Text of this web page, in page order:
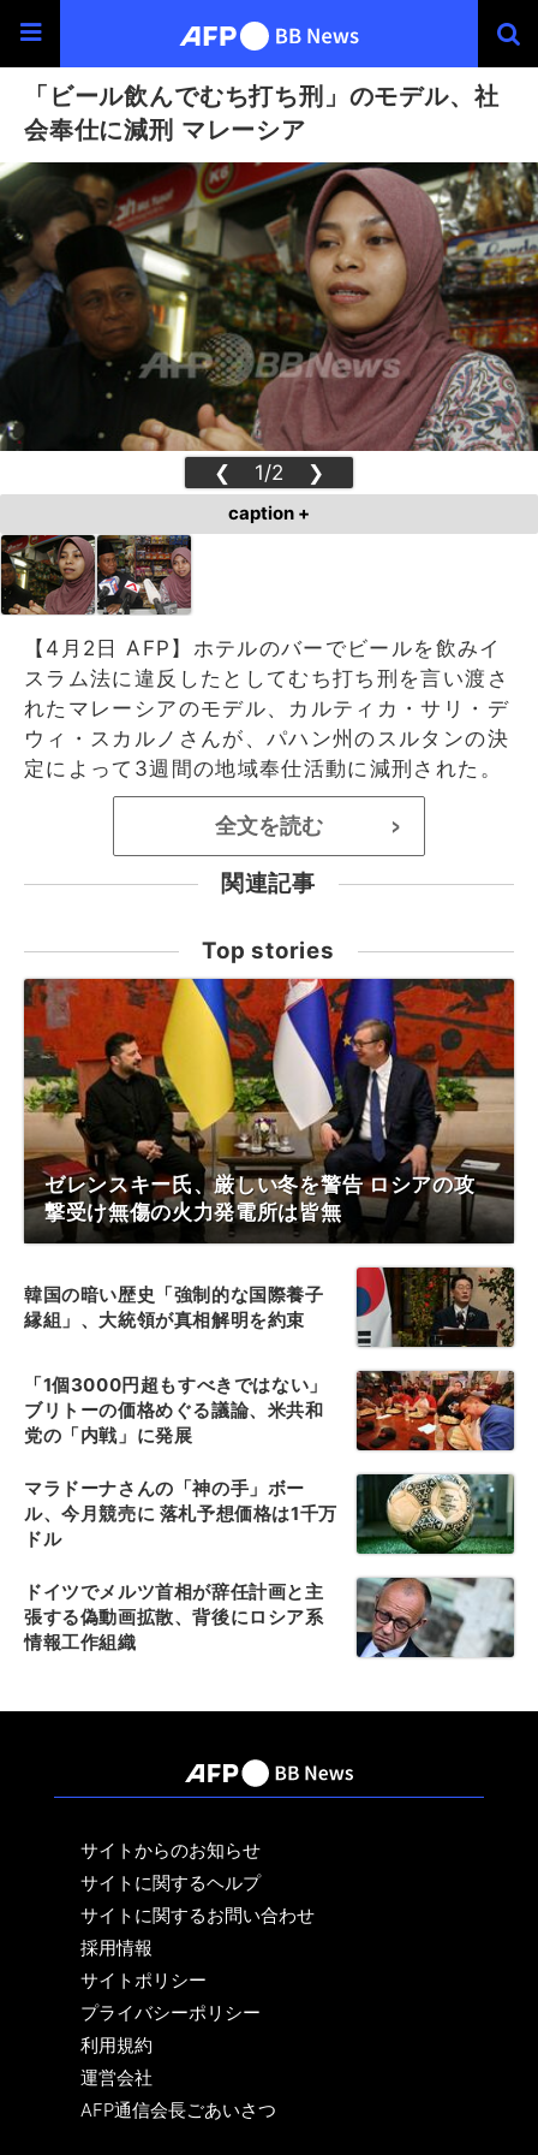
「ビール飲んでむち打ち刑」のモデル、社
会奉仕に減刑 マレーシア
❮ 1/2 ❯
caption +
【4月2日 AFP】ホテルのバーでビールを飲みイ
スラム法に違反したとしてむち打ち刑を言い渡さ
れたマレーシアのモデル、カルティカ・サリ・デ
ウィ・スカルノさんが、パハン州のスルタンの決
定によって3週間の地域奉仕活動に減刑された。
全文を読む >
関連記事
Top stories
ゼレンスキー氏、厳しい冬を警告 ロシアの攻
撃受け無傷の火力発電所は皆無
韓国の暗い歴史「強制的な国際養子
縁組」、大統領が真相解明を約束
「1個3000円超もすべきではない」
ブリトーの価格めぐる議論、米共和
党の「内戦」に発展
マラドーナさんの「神の手」ボー
ル、今月競売に 落札予想価格は1千万
ドル
ドイツでメルツ首相が辞任計画と主
張する偽動画拡散、背後にロシア系
情報工作組織
サイトからのお知らせ
サイトに関するヘルプ
サイトに関するお問い合わせ
採用情報
サイトポリシー
プライバシーポリシー
利用規約
運営会社
AFP通信会長ごあいさつ